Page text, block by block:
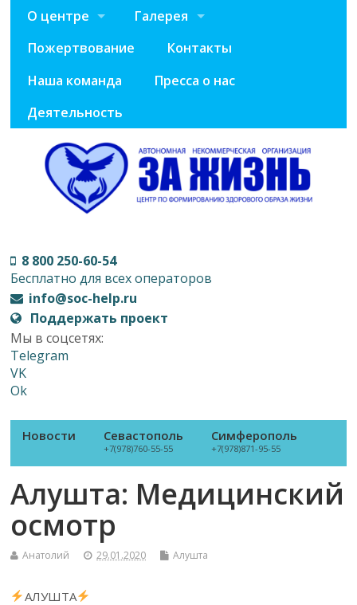
О центре
Галерея
Пожертвование
Контакты
Наша команда
Пресса о нас
Деятельность
8 800 250-60-54
Бесплатно для всех операторов
info@soc-help.ru
Поддержать проект
Мы в соцсетях:
Telegram
VK
Ok
Новости Севастополь
+7(978)760-55-55
Симферополь
+7(978)871-95-55
Алушта: Медицинский
осмотр
Анатолий 29.01.2020 Алушта
АЛУШТА